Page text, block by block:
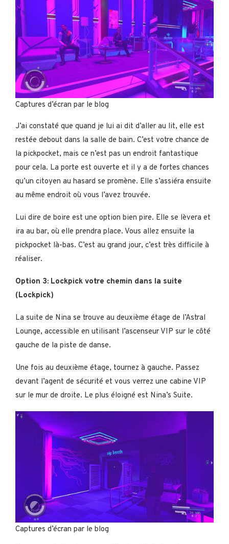
Captures d’écran par le blog
J’ai constaté que quand je lui ai dit d’aller au lit, elle est
restée debout dans la salle de bain. C’est votre chance de
la pickpocket, mais ce n’est pas un endroit fantastique
pour cela. La porte est ouverte et il y a de fortes chances
qu’un citoyen au hasard se promène. Elle s’assiéra ensuite
au même endroit où vous l’avez trouvée.
Lui dire de boire est une option bien pire. Elle se lèvera et
ira au bar, où elle prendra place. Vous allez ensuite la
pickpocket là-bas. C’est au grand jour, c’est très difficile à
réaliser.
Option 3: Lockpick votre chemin dans la suite
(Lockpick)
La suite de Nina se trouve au deuxième étage de l’Astral
Lounge, accessible en utilisant l’ascenseur VIP sur le côté
gauche de la piste de danse.
Une fois au deuxième étage, tournez à gauche. Passez
devant l’agent de sécurité et vous verrez une cabine VIP
sur le mur de droite. Le plus éloigné est Nina’s Suite.
Captures d’écran par le blog